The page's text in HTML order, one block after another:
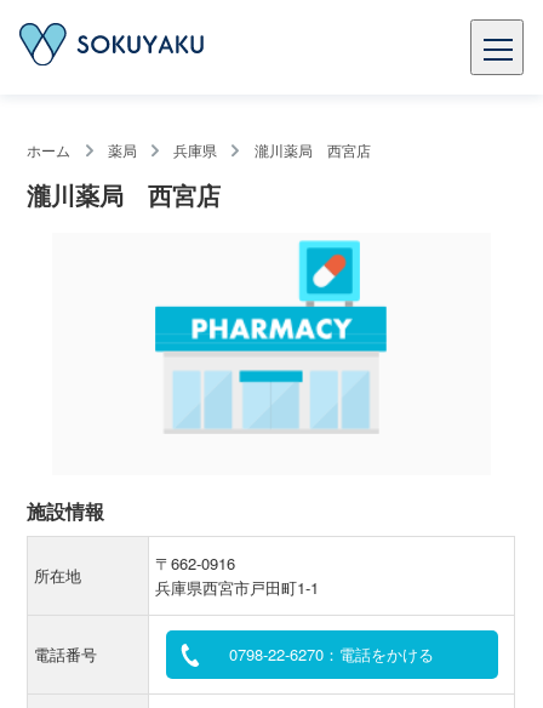
ホーム 薬局 兵庫県 瀧川薬局 西宮店
瀧川薬局 西宮店
施設情報
所在地
〒662-0916
兵庫県西宮市戸田町1-1
電話番号 0798-22-6270：電話をかける